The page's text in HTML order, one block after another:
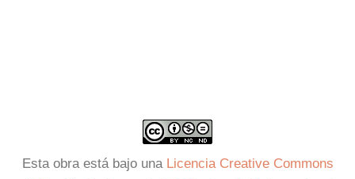
Esta obra está bajo una Licencia Creative Commons